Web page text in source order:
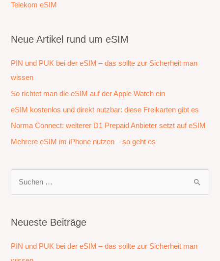
Telekom eSIM
Neue Artikel rund um eSIM
PIN und PUK bei der eSIM – das sollte zur Sicherheit man
wissen
So richtet man die eSIM auf der Apple Watch ein
eSIM kostenlos und direkt nutzbar: diese Freikarten gibt es
Norma Connect: weiterer D1 Prepaid Anbieter setzt auf eSIM
Mehrere eSIM im iPhone nutzen – so geht es
h
n
Neueste Beiträge
PIN und PUK bei der eSIM – das sollte zur Sicherheit man